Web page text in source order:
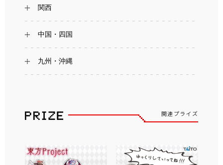
関西
中国・四国
九州・沖縄
関連プライズ